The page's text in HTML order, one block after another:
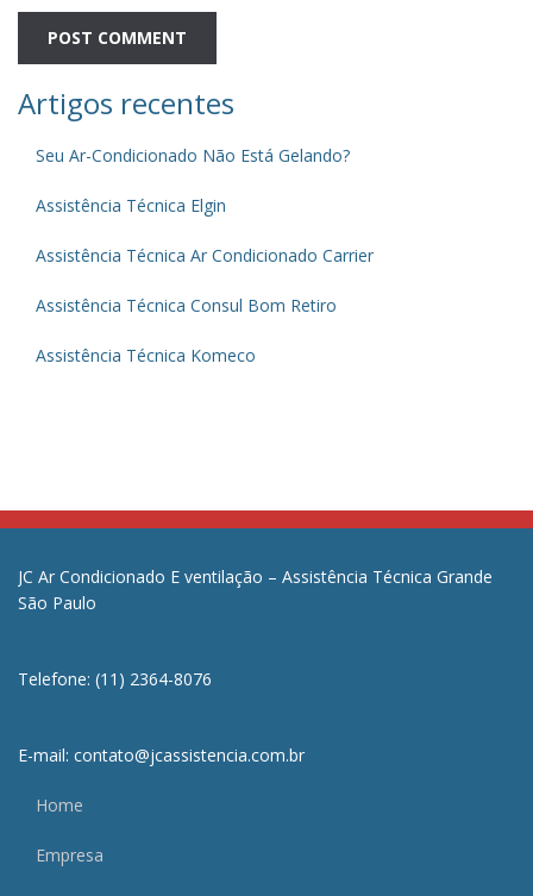
Artigos recentes
Seu Ar-Condicionado Não Está Gelando?
Assistência Técnica Elgin
Assistência Técnica Ar Condicionado Carrier
Assistência Técnica Consul Bom Retiro
Assistência Técnica Komeco
JC Ar Condicionado E ventilação – Assistência Técnica Grande
São Paulo
Telefone: (11) 2364-8076
E-mail: contato@jcassistencia.com.br
Home
Empresa